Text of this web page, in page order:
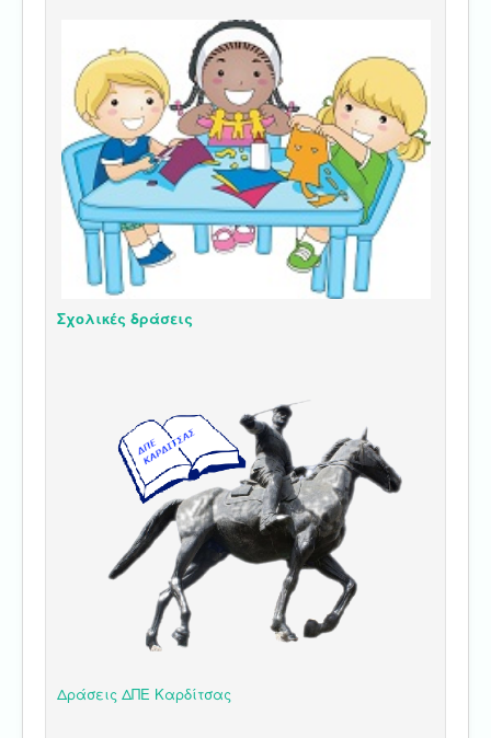
Σχολικές δράσεις
Δράσεις ΔΠΕ Καρδίτσας